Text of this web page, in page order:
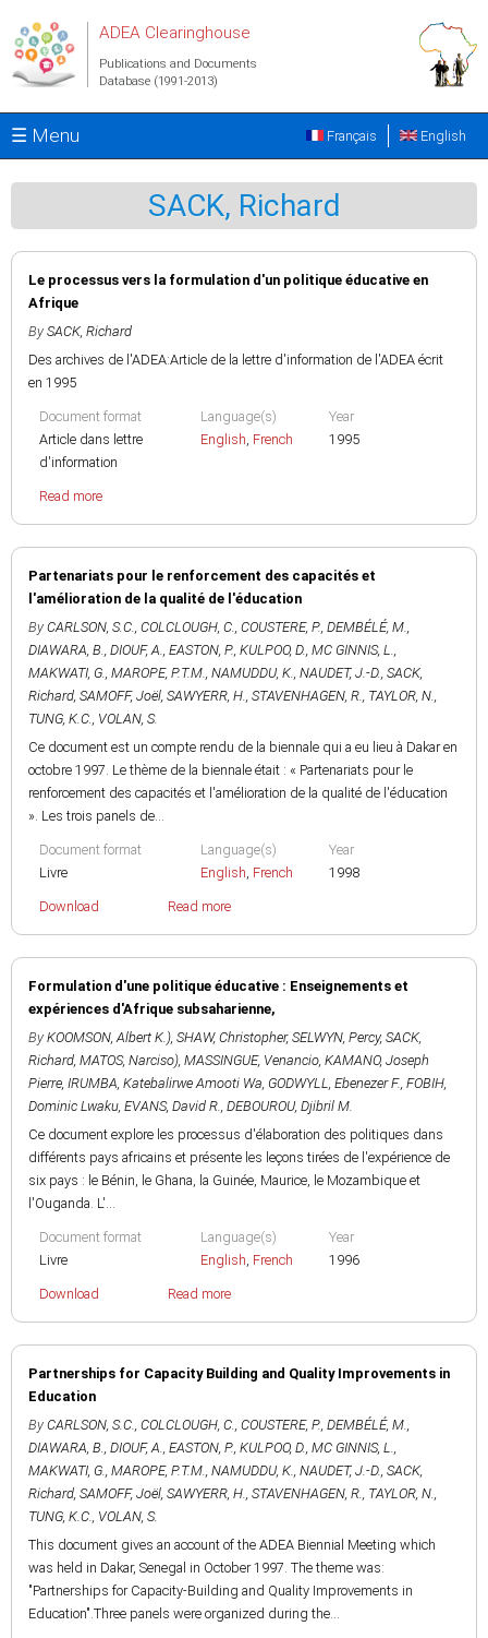
ADEA Clearinghouse
Publications and Documents
Database (1991-2013)
☰ Menu English
Français
SACK, Richard
Le processus vers la formulation d'un politique éducative en
Afrique
By SACK, Richard
Des archives de l'ADEA:Article de la lettre d'information de l'ADEA écrit
en 1995
Document format
Article dans lettre
d'information
Language(s)
English, French
Year
1995
Read more
Partenariats pour le renforcement des capacités et
l'amélioration de la qualité de l'éducation
By CARLSON, S.C., COLCLOUGH, C., COUSTERE, P., DEMBÉLÉ, M.,
DIAWARA, B., DIOUF, A., EASTON, P., KULPOO, D., MC GINNIS, L.,
MAKWATI, G., MAROPE, P.T.M., NAMUDDU, K., NAUDET, J.-D., SACK,
Richard, SAMOFF, Joël, SAWYERR, H., STAVENHAGEN, R., TAYLOR, N.,
TUNG, K.C., VOLAN, S.
Ce document est un compte rendu de la biennale qui a eu lieu à Dakar en
octobre 1997. Le thème de la biennale était : « Partenariats pour le
renforcement des capacités et l'amélioration de la qualité de l'éducation
». Les trois panels de...
Document format
Livre
Language(s)
English, French
Year
1998
Download Read more
Formulation d'une politique éducative : Enseignements et
expériences d'Afrique subsaharienne,
By KOOMSON, Albert K.), SHAW, Christopher, SELWYN, Percy, SACK,
Richard, MATOS, Narciso), MASSINGUE, Venancio, KAMANO, Joseph
Pierre, IRUMBA, Katebalirwe Amooti Wa, GODWYLL, Ebenezer F., FOBIH,
Dominic Lwaku, EVANS, David R., DEBOUROU, Djibril M.
Ce document explore les processus d'élaboration des politiques dans
différents pays africains et présente les leçons tirées de l'expérience de
six pays : le Bénin, le Ghana, la Guinée, Maurice, le Mozambique et
l'Ouganda. L'...
Document format
Livre
Language(s)
English, French
Year
1996
Download Read more
Partnerships for Capacity Building and Quality Improvements in
Education
By CARLSON, S.C., COLCLOUGH, C., COUSTERE, P., DEMBÉLÉ, M.,
DIAWARA, B., DIOUF, A., EASTON, P., KULPOO, D., MC GINNIS, L.,
MAKWATI, G., MAROPE, P.T.M., NAMUDDU, K., NAUDET, J.-D., SACK,
Richard, SAMOFF, Joël, SAWYERR, H., STAVENHAGEN, R., TAYLOR, N.,
TUNG, K.C., VOLAN, S.
This document gives an account of the ADEA Biennial Meeting which
was held in Dakar, Senegal in October 1997. The theme was:
"Partnerships for Capacity-Building and Quality Improvements in
Education".Three panels were organized during the...